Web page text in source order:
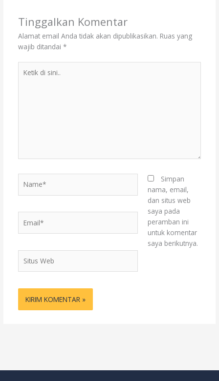
Tinggalkan Komentar
Alamat email Anda tidak akan dipublikasikan. Ruas yang
wajib ditandai *
Web
Simpan
nama, email,
dan situs web
saya pada
peramban ini
untuk komentar
saya berikutnya.